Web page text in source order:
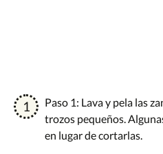
Paso 1: Lava y pela las
trozos pequeños.
en lugar de cortarlas.